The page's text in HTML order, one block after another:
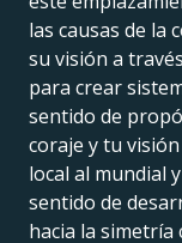
las causas de la
su visión a
para crear
sentido de
coraje y tu
local al mundial
sentido de
hacia la simetría